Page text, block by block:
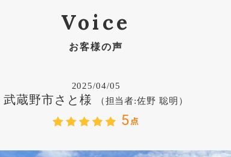
Voice
お客様の声
2025/04/05
武蔵野市さと様 （担当者:佐野 聡明）
5点